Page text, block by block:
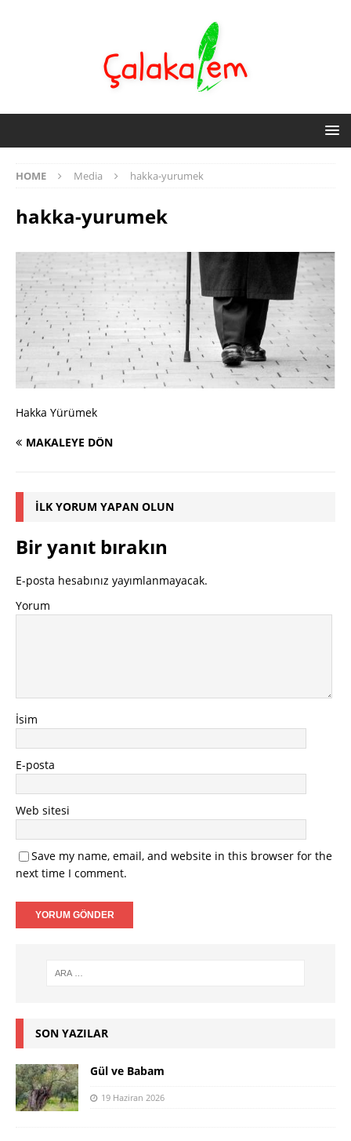
HOME Media hakka-yurumek
hakka-yurumek
Hakka Yürümek
MAKALEYE DÖN
İLK YORUM YAPAN OLUN
Bir yanıt bırakın
E-posta hesabınız yayımlanmayacak.
Yorum
İsim
E-posta
Web sitesi
Save my name, email, and website in this browser for the
next time I comment.
SON YAZILAR
Gül ve Babam
19 Haziran 2026